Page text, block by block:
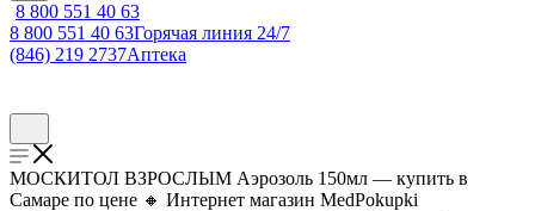
8 800 551 40 63
8 800 551 40 63Горячая линия 24/7
(846) 219 2737Аптека
МОСКИТОЛ ВЗРОСЛЫМ Аэрозоль 150мл — купить в
Самаре по цене 🔸 Интернет магазин MedPokupki